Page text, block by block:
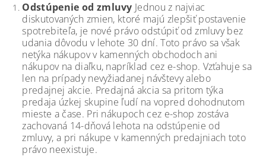
Odstúpenie od zmluvy Jednou z najviac
diskutovaných zmien, ktoré majú zlepšiť postavenie
spotrebiteľa, je nové právo odstúpiť od zmluvy bez
udania dôvodu v lehote 30 dní. Toto právo sa však
netýka nákupov v kamenných obchodoch ani
nákupov na diaľku, napríklad cez e-shop. Vzťahuje sa
len na prípady nevyžiadanej návštevy alebo
predajnej akcie. Predajná akcia sa pritom týka
predaja úzkej skupine ľudí na vopred dohodnutom
mieste a čase. Pri nákupoch cez e-shop zostáva
zachovaná 14-dňová lehota na odstúpenie od
zmluvy, a pri nákupe v kamenných predajniach toto
právo neexistuje.